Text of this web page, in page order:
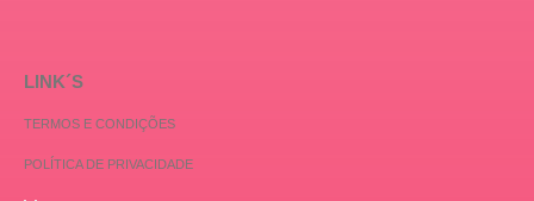
LINK´S
TERMOS E CONDIÇÕES
POLÍTICA DE PRIVACIDADE